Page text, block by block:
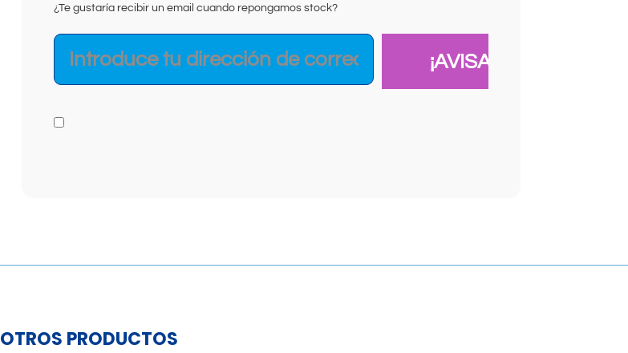
¿Te gustaría recibir un email cuando repongamos stock?
OTROS PRODUCTOS